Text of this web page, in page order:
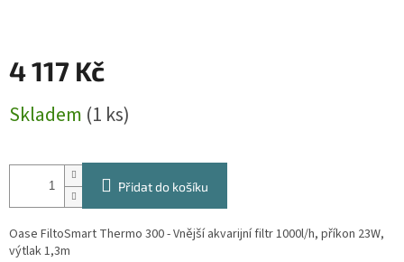
4 117 Kč
cena:
Skladem (1 ks)
Přidat do košíku
Oase FiltoSmart Thermo 300 - Vnější akvarijní filtr 1000l/h, příkon 23W,
výtlak 1,3m